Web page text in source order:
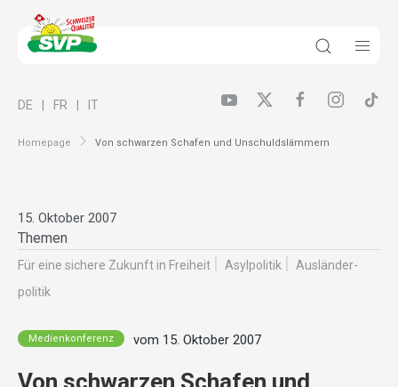
Homepage Von schwarzen Schafen und Unschuldslämmern
DE FR IT
15. Oktober 2007
Themen
Für eine sichere Zukunft in Freiheit Asylpolitik
Ausländer­
politik
Medienkonferenz vom 15. Oktober 2007